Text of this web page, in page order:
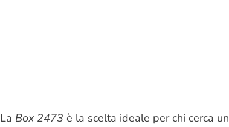
La Box 2473 è la scelta ideale per chi cerca un